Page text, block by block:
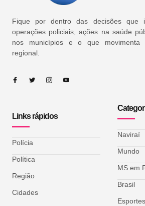
Fique por dentro das decisões que
operações policiais, ações na saúde
nos municípios e o que movimenta
regional.
Links rápidos
Polícia
Política
Região
Cidades
Naviraí
Mundo
MS em
Brasil
Esportes